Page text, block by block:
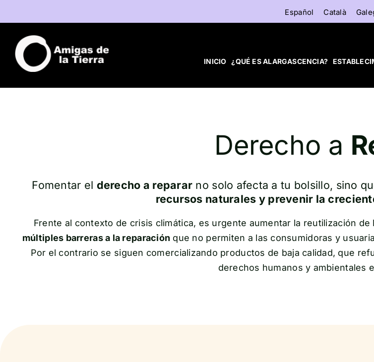
al
contenido
Español Català
INICIO ¿QUÉ ES ALARGASCENCIA?
Derecho a
Fomentar el derecho a reparar no solo afecta a tu bolsillo, sino
recursos naturales y prevenir la
Frente al contexto de crisis climática, es urgente aumentar la reutilización
múltiples barreras a la reparación que no permiten a las consumidoras y
Por el contrario se siguen comercializando productos de baja calidad, que
derechos humanos y ambientales